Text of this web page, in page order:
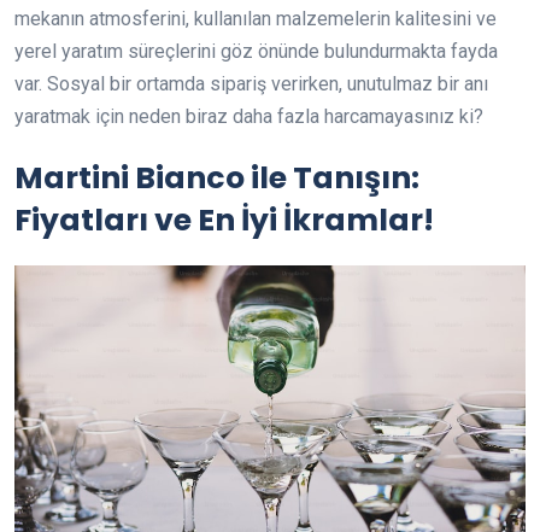
mekanın atmosferini, kullanılan malzemelerin kalitesini ve
yerel yaratım süreçlerini göz önünde bulundurmakta fayda
var. Sosyal bir ortamda sipariş verirken, unutulmaz bir anı
yaratmak için neden biraz daha fazla harcamayasınız ki?
Martini Bianco ile Tanışın:
Fiyatları ve En İyi İkramlar!